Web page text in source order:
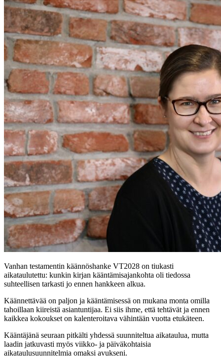
Vanhan testamentin käännöshanke VT2028 on tiukasti
aikataulutettu: kunkin kirjan kääntämisajankohta oli tiedossa
suhteellisen tarkasti jo ennen hankkeen alkua.
Käännettävää on paljon ja kääntämisessä on mukana monta omilla
tahoillaan kiireistä asiantuntijaa. Ei siis ihme, että tehtävät ja ennen
kaikkea kokoukset on kalenteroitava vähintään vuotta etukäteen.
Kääntäjänä seuraan pitkälti yhdessä suunniteltua aikataulua, mutta
laadin jatkuvasti myös viikko- ja päiväkohtaisia
aikataulusuunnitelmia omaksi avukseni.